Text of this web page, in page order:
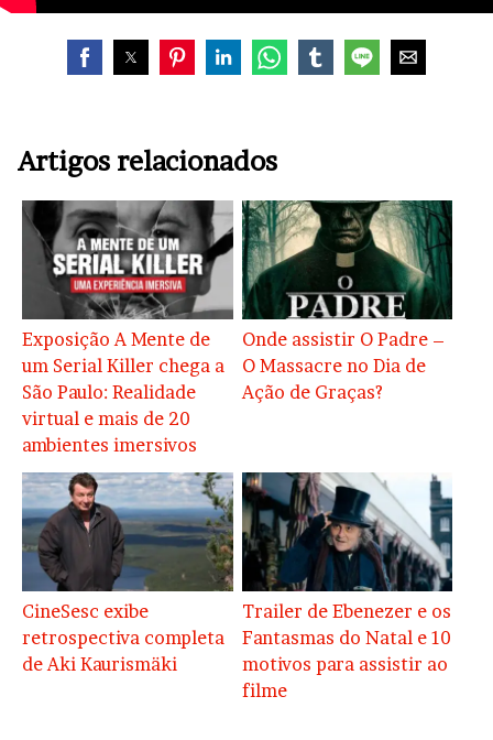
Artigos relacionados
Exposição A Mente de
um Serial Killer chega a
São Paulo: Realidade
virtual e mais de 20
ambientes imersivos
Onde assistir O Padre –
O Massacre no Dia de
Ação de Graças?
CineSesc exibe
retrospectiva completa
de Aki Kaurismäki
Trailer de Ebenezer e os
Fantasmas do Natal e 10
motivos para assistir ao
filme